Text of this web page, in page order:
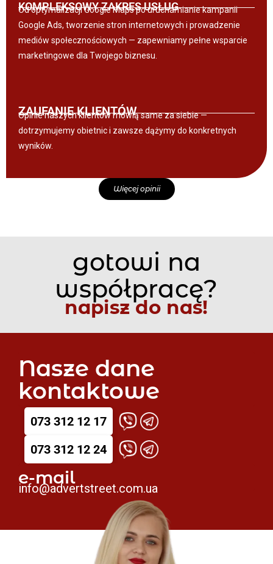
KOMPLEKSOWY ZAKRES USŁUG
Od optymalizacji Google Maps po uruchamianie kampanii
Google Ads, tworzenie stron internetowych i prowadzenie
mediów społecznościowych — zapewniamy pełne wsparcie
marketingowe dla Twojego biznesu.
ZAUFANIE KLIENTÓW
Opinie naszych klientów mówią same za siebie —
dotrzymujemy obietnic i zawsze dążymy do konkretnych
wyników.
Więcej opinii
gotowi na
współpracę?
napisz do nas!
Nasze dane
kontaktowe
073 312 12 17
073 312 12 24
e-mail
info@advertstreet.com.ua